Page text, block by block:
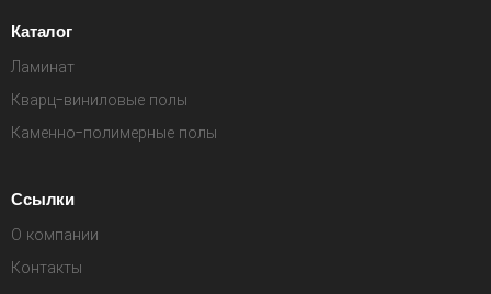
Каталог
Ламинат
Кварц-виниловые полы
Каменно-полимерные полы
Ссылки
О компании
Контакты